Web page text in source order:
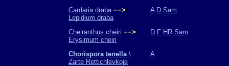
Cardaria draba −−>
Lepidium draba
A D Sam
Cheiranthus cheiri −−>
Erysimum cheiri
D F HR Sam
Chorispora tenella\
Zarte Rettichlevkoje
A